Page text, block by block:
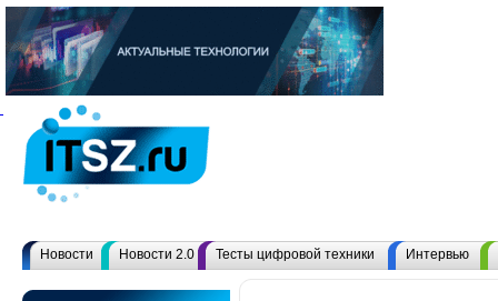
Новости Новости 2.0 Тесты цифровой техники Интервью